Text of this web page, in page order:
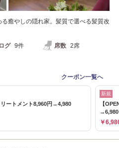
る癒やしの隠れ家。髪質で選べる髪質改
グ 9件 席数 2席
クーポン一覧へ
リートメント8,960円→4,980
新規
【
￥